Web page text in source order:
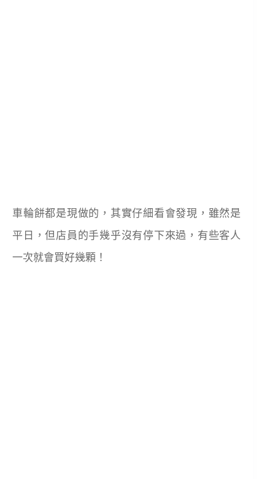
車輪餅都是現做的，其實仔細看會發現，雖然是
平日，但店員的手幾乎沒有停下來過，有些客人
一次就會買好幾顆！